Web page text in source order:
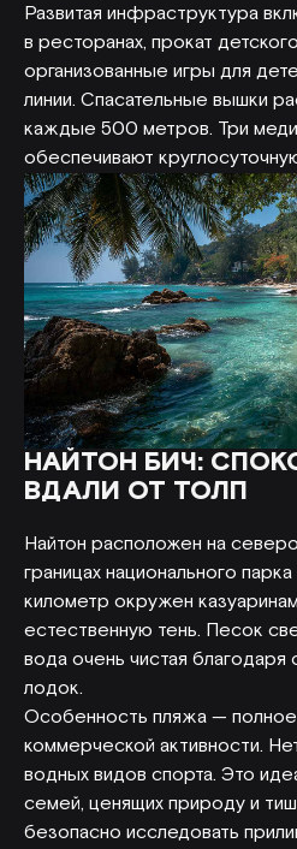
Развитая инфраструктура
в ресторанах, прокат
организованные игры для
линии. Спасательные вышки
каждые 500 метров. Три
обеспечивают
НАЙТОН БИЧ:
ВДАЛИ ОТ ТОЛП
Найтон расположен на
границах национального
километр окружен
естественную тень. Песок
вода очень чистая благодаря
лодок.
Особенность пляжа — полное
коммерческой активности.
водных видов спорта. Это
семей, ценящих природу и
безопасно исследовать